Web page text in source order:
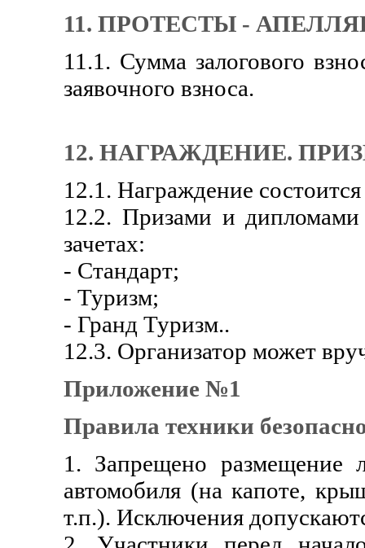
11. ПРОТЕСТЫ -
11.1. Сумма залогового
заявочного взноса.
12. НАГРАЖДЕНИЕ.
12.1. Награждение
12.2. Призами и
зачетах:
- Стандарт;
- Туризм;
- Гранд Туризм..
12.3. Организатор может
Приложение №1
Правила техники
1. Запрещено размещение
автомобиля (на капоте,
т.п.). Исключения